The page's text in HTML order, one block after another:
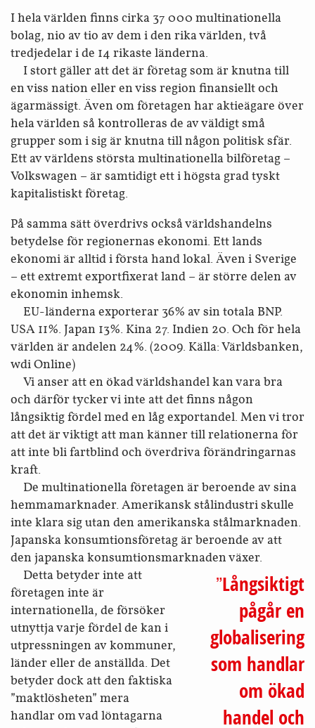
I hela världen finns cirka 37 000 multinationella
bolag, nio av tio av dem i den rika världen, två
tredjedelar i de 14 rikaste länderna.
I stort gäller att det är företag som är knutna till
en viss nation eller en viss region finansiellt och
ägarmässigt. Även om företagen har aktieägare över
hela världen så kontrolleras de av väldigt små
grupper som i sig är knutna till någon politisk sfär.
Ett av världens största multinationella bilföretag –
Volkswagen – är samtidigt ett i högsta grad tyskt
kapitalistiskt företag.
På samma sätt överdrivs också världshandelns
betydelse för regionernas ekonomi. Ett lands
ekonomi är alltid i första hand lokal. Även i Sverige
– ett extremt exportfixerat land – är större delen av
ekonomin inhemsk.
EU-länderna exporterar 36% av sin totala BNP.
USA 11%. Japan 13%. Kina 27. Indien 20. Och för hela
världen är andelen 24%. (2009. Källa: Världsbanken,
wdi Online)
Vi anser att en ökad världshandel kan vara bra
och därför tycker vi inte att det finns någon
långsiktig fördel med en låg exportandel. Men vi tror
att det är viktigt att man känner till relationerna för
att inte bli fartblind och överdriva förändringarnas
kraft.
De multinationella företagen är beroende av sina
hemmamarknader. Amerikansk stålindustri skulle
inte klara sig utan den amerikanska stålmarknaden.
Japanska konsumtionsföretag är beroende av att
den japanska konsumtionsmarknaden växer.
Långsiktigt
pågår en
globalisering
som handlar
om ökad
handel och
Detta betyder inte att
företagen inte är
internationella, de försöker
utnyttja varje fördel de kan i
utpressningen av kommuner,
länder eller de anställda. Det
betyder dock att den faktiska
”maktlösheten” mera
handlar om vad löntagarna